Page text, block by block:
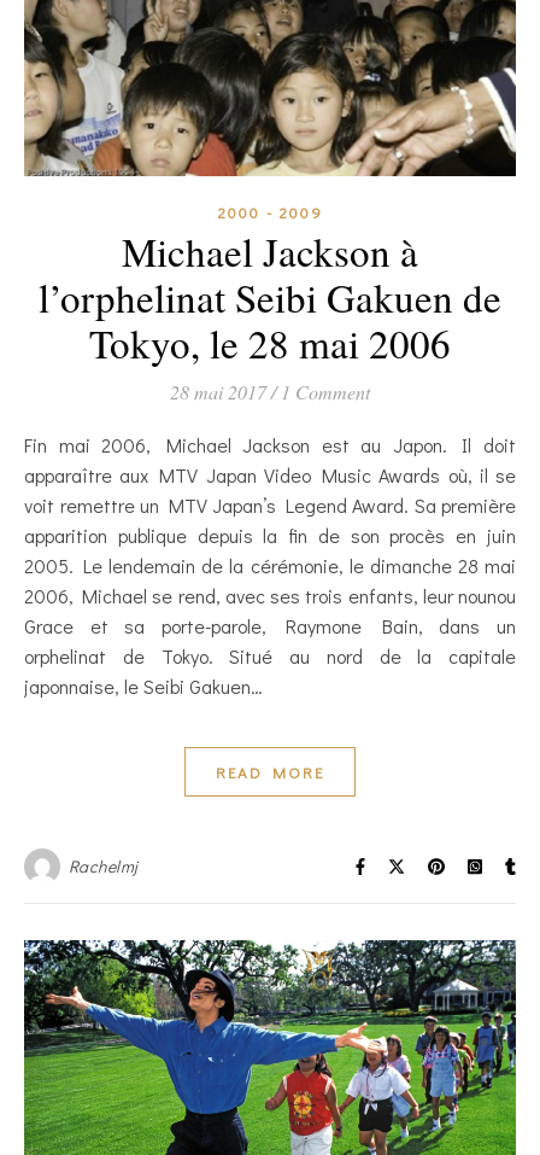
2000 - 2009
Michael Jackson à
l’orphelinat Seibi Gakuen de
Tokyo, le 28 mai 2006
28 mai 2017/ 1 Comment
Fin mai 2006, Michael Jackson est au Japon. Il doit
apparaître aux MTV Japan Video Music Awards où, il se
voit remettre un MTV Japan’s Legend Award. Sa première
apparition publique depuis la fin de son procès en juin
2005. Le lendemain de la cérémonie, le dimanche 28 mai
2006, Michael se rend, avec ses trois enfants, leur nounou
Grace et sa porte-parole, Raymone Bain, dans un
orphelinat de Tokyo. Situé au nord de la capitale
japonnaise, le Seibi Gakuen…
READ MORE
Rachelmj